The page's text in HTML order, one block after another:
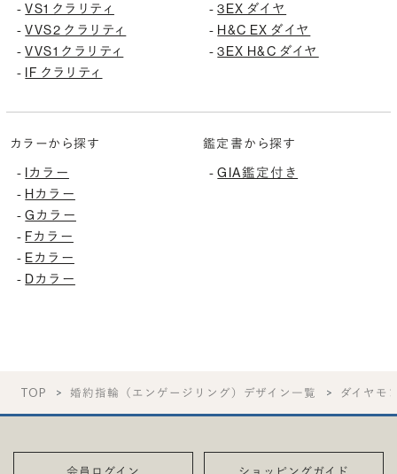
-VS1 クラリティ
-VVS2 クラリティ
-VVS1 クラリティ
-
IF クラリティ
-3EX ダイヤ
- H&C EX ダイヤ
-3EX H&C ダイヤ
カラーから探す
-
Iカラー
- Hカラー
-Gカラー
- Fカラー
- Eカラー
- Dカラー
鑑定書から探す
-GIA鑑定付き
TOP 婚約指輪（エンゲージリング）デザイン一覧 ダイヤモ